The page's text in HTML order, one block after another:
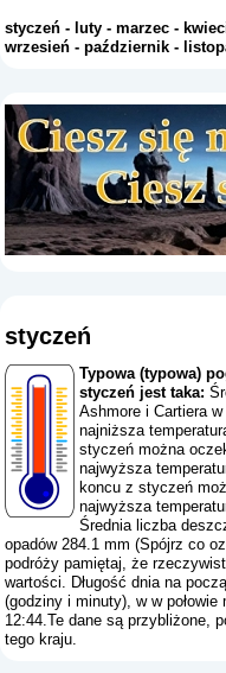
styczeń -luty -marzec -
wrzesień -październik -
styczeń
Typowa (typowa)
styczeń jest taka:
Ashmore i Cartiera
najniższa
styczeń można
najwyższa
koncu z styczeń
najwyższa
Średnia liczba
opadów 284.1 mm (Spójrz co
podróży pamiętaj, że
wartości. Długość dnia na
(godziny i minuty), w w
12:44.Te dane są przybliżone,
tego kraju.